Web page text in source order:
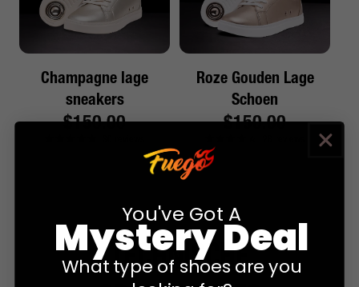
Champagne lage
sneakers
Reguliere
$150.00
Roze Gouden Lage
Schoen
Reguliere
$150.00
technische
You've Got A
Mystery Deal
What type of shoes are you